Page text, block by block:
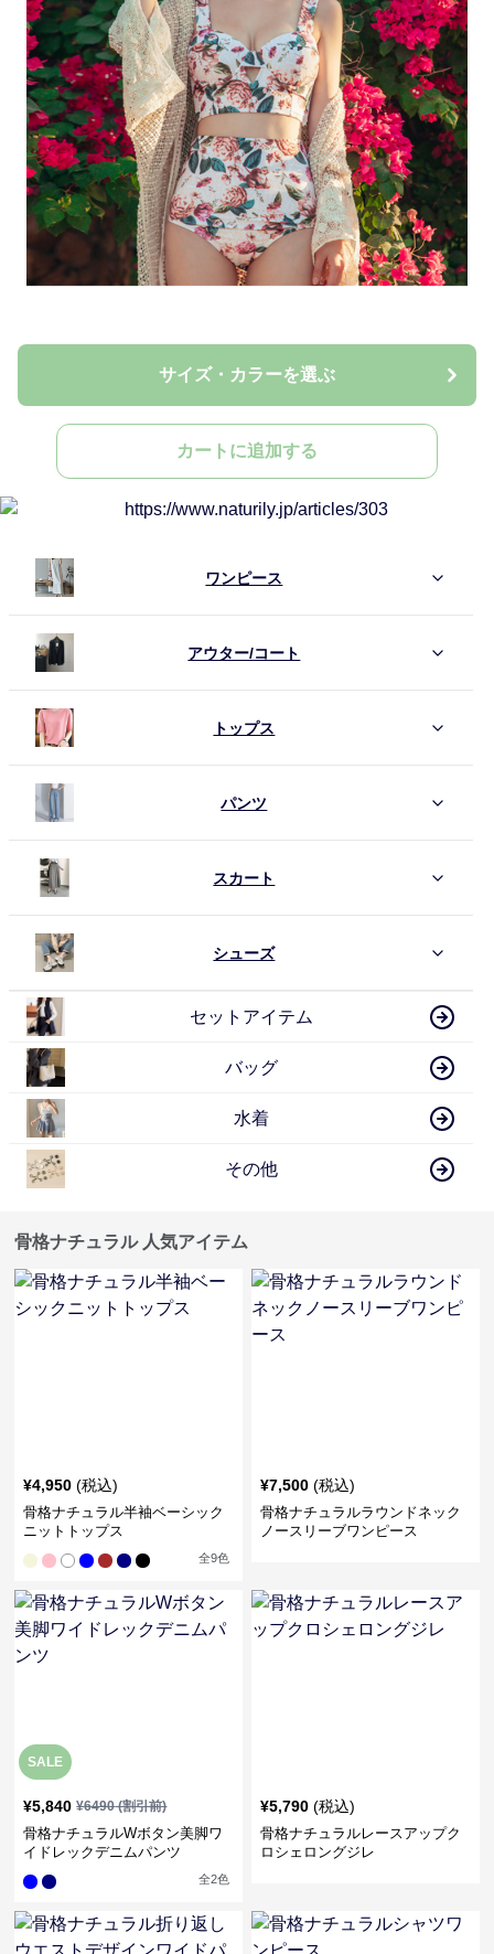
サイズ・カラーを選ぶ
カートに追加する
ワンピース
アウター/コート
トップス
パンツ
スカート
シューズ
セットアイテム
バッグ
水着
その他
骨格ナチュラル 人気アイテム
¥4,950 (税込)
骨格ナチュラル半袖ベーシック
ニットトップス
全9色
¥7,500 (税込)
骨格ナチュラルラウンドネック
ノースリーブワンピース
SALE
¥5,840 ¥6490(割引前)
骨格ナチュラルWボタン美脚ワ
イドレックデニムパンツ
全2色
¥5,790 (税込)
骨格ナチュラルレースアップク
ロシェロングジレ